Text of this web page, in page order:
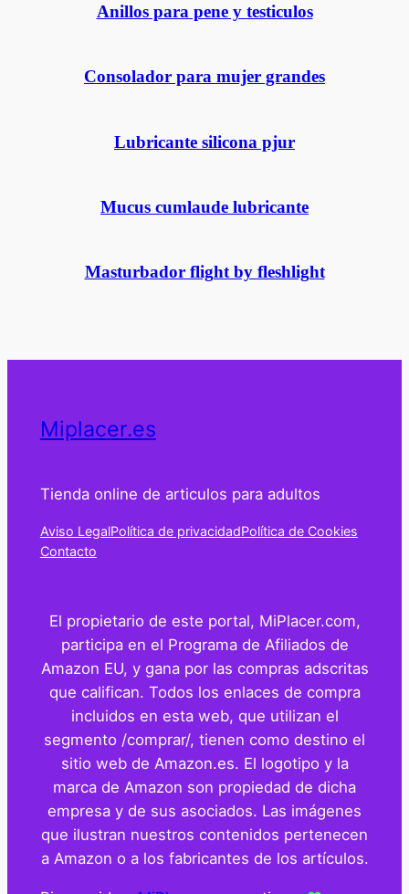
Anillos para pene y testiculos
Consolador para mujer grandes
Lubricante silicona pjur
Mucus cumlaude lubricante
Masturbador flight by fleshlight
Miplacer.es
Tienda online de articulos para adultos
Aviso LegalPolítica de privacidadPolítica de Cookies
Contacto
El propietario de este portal, MiPlacer.com,
participa en el Programa de Afiliados de
Amazon EU, y gana por las compras adscritas
que califican. Todos los enlaces de compra
incluidos en esta web, que utilizan el
segmento /comprar/, tienen como destino el
sitio web de Amazon.es. El logotipo y la
marca de Amazon son propiedad de dicha
empresa y de sus asociados. Las imágenes
que ilustran nuestros contenidos pertenecen
a Amazon o a los fabricantes de los artículos.